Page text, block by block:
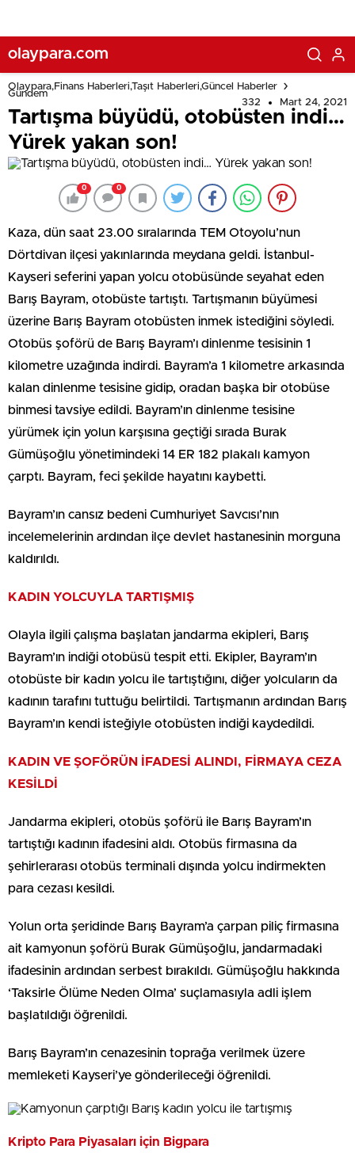
olaypara.com
Olaypara,Finans Haberleri,Taşıt Haberleri,Güncel Haberler
Gündem
332
Mart 24, 2021
Tartışma büyüdü, otobüsten indi…
Yürek yakan son!
0 0
Kaza, dün saat 23.00 sıralarında TEM Otoyolu’nun
Dörtdivan ilçesi yakınlarında meydana geldi. İstanbul-
Kayseri seferini yapan yolcu otobüsünde seyahat eden
Barış Bayram, otobüste tartıştı. Tartışmanın büyümesi
üzerine Barış Bayram otobüsten inmek istediğini söyledi.
Otobüs şoförü de Barış Bayram’ı dinlenme tesisinin 1
kilometre uzağında indirdi. Bayram’a 1 kilometre arkasında
kalan dinlenme tesisine gidip, oradan başka bir otobüse
binmesi tavsiye edildi. Bayram’ın dinlenme tesisine
yürümek için yolun karşısına geçtiği sırada Burak
Gümüşoğlu yönetimindeki 14 ER 182 plakalı kamyon
çarptı. Bayram, feci şekilde hayatını kaybetti.
Bayram’ın cansız bedeni Cumhuriyet Savcısı’nın
incelemelerinin ardından ilçe devlet hastanesinin morguna
kaldırıldı.
KADIN YOLCUYLA TARTIŞMIŞ
Olayla ilgili çalışma başlatan jandarma ekipleri, Barış
Bayram’ın indiği otobüsü tespit etti. Ekipler, Bayram’ın
otobüste bir kadın yolcu ile tartıştığını, diğer yolcuların da
kadının tarafını tuttuğu belirtildi. Tartışmanın ardından Barış
Bayram’ın kendi isteğiyle otobüsten indiği kaydedildi.
KADIN VE ŞOFÖRÜN İFADESİ ALINDI, FİRMAYA CEZA
KESİLDİ
Jandarma ekipleri, otobüs şoförü ile Barış Bayram’ın
tartıştığı kadının ifadesini aldı. Otobüs firmasına da
şehirlerarası otobüs terminali dışında yolcu indirmekten
para cezası kesildi.
Yolun orta şeridinde Barış Bayram’a çarpan piliç firmasına
ait kamyonun şoförü Burak Gümüşoğlu, jandarmadaki
ifadesinin ardından serbest bırakıldı. Gümüşoğlu hakkında
‘Taksirle Ölüme Neden Olma’ suçlamasıyla adli işlem
başlatıldığı öğrenildi.
Barış Bayram’ın cenazesinin toprağa verilmek üzere
memleketi Kayseri’ye gönderileceği öğrenildi.
Kripto Para Piyasaları için Bigpara